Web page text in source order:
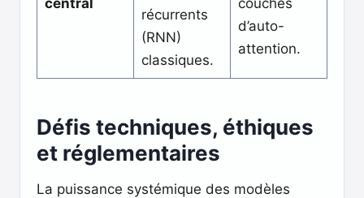
central
récurrents
(RNN)
classiques.
couches
d’auto-
attention.
Défis techniques, éthiques
et réglementaires
La puissance systémique des modèles